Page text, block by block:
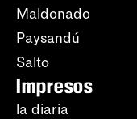
Maldonado
Paysandú
Salto
Impresos
la diaria